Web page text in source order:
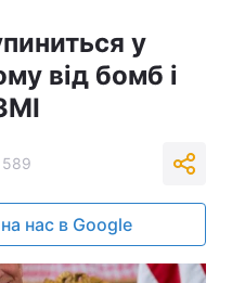
у
від бомб і
589
нас в Google